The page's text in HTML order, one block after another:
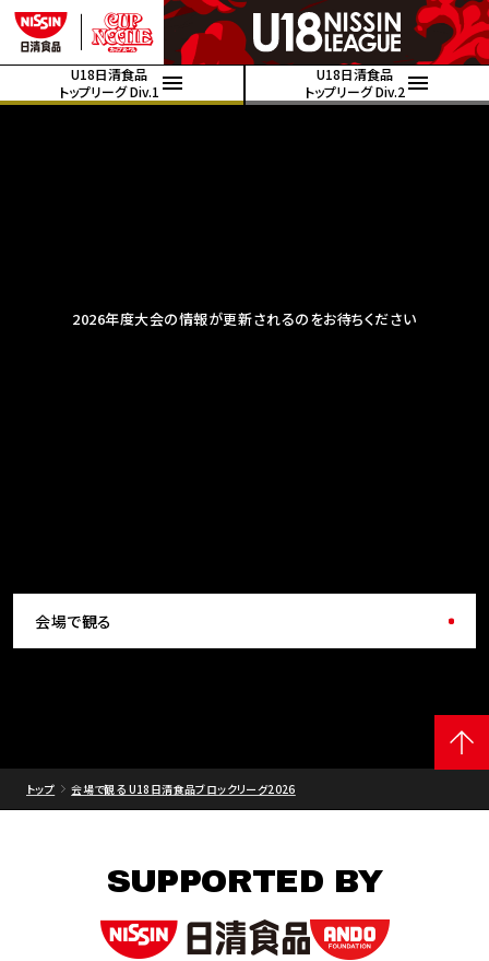
U18日清食品
トップリーグ Div.1
U18日清食品
トップリーグ Div.2
2026年度大会の情報が更新されるのをお待ちください
会場で観る
トップ 会場で観る U18日清食品ブロックリーグ2026
SUPPORTED BY